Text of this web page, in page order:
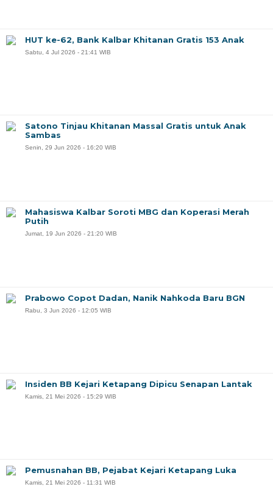
HUT ke-62, Bank Kalbar Khitanan Gratis 153 Anak
Sabtu, 4 Jul 2026 - 21:41 WIB
Satono Tinjau Khitanan Massal Gratis untuk Anak
Sambas
Senin, 29 Jun 2026 - 16:20 WIB
Mahasiswa Kalbar Soroti MBG dan Koperasi Merah
Putih
Jumat, 19 Jun 2026 - 21:20 WIB
Prabowo Copot Dadan, Nanik Nahkoda Baru BGN
Rabu, 3 Jun 2026 - 12:05 WIB
Insiden BB Kejari Ketapang Dipicu Senapan Lantak
Kamis, 21 Mei 2026 - 15:29 WIB
Pemusnahan BB, Pejabat Kejari Ketapang Luka
Kamis, 21 Mei 2026 - 11:31 WIB